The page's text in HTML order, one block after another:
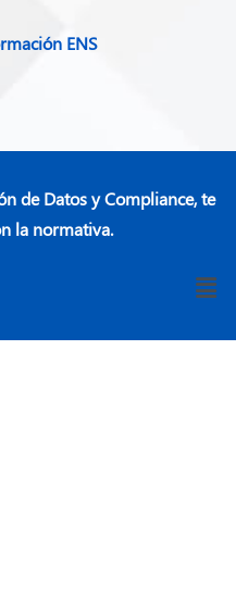
ENS
de Datos y Compliance, te
la normativa.